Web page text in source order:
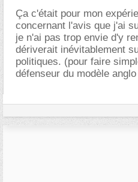
Ça c'était pour mon
concernant l'avis que j'ai
je n'ai pas trop envie d'y
dériverait inévitablement
politiques. (pour faire
défenseur du modèle